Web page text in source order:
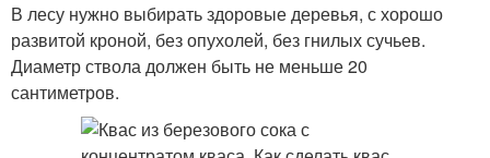
В лесу нужно выбирать здоровые деревья, с хорошо
развитой кроной, без опухолей, без гнилых сучьев.
Диаметр ствола должен быть не меньше 20
сантиметров.